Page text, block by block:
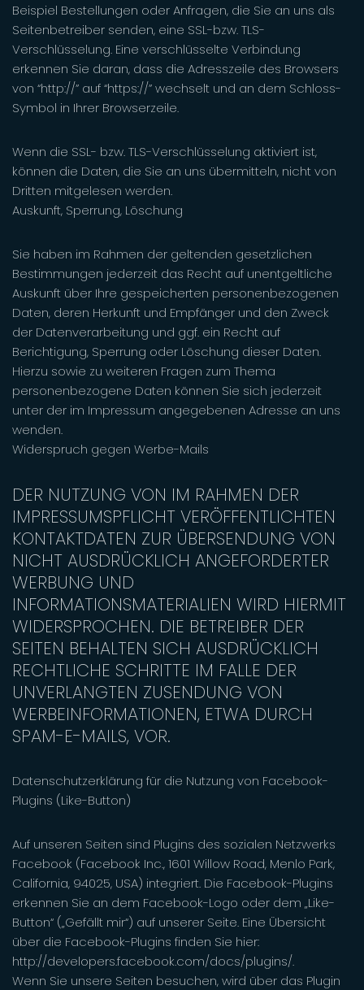
Beispiel Bestellungen oder Anfragen, die Sie an uns als
Seitenbetreiber senden, eine SSL-bzw. TLS-
Verschlüsselung. Eine verschlüsselte Verbindung
erkennen Sie daran, dass die Adresszeile des Browsers
von “http://” auf “https://” wechselt und an dem Schloss-
Symbol in Ihrer Browserzeile.
Wenn die SSL- bzw. TLS-Verschlüsselung aktiviert ist,
können die Daten, die Sie an uns übermitteln, nicht von
Dritten mitgelesen werden.
Auskunft, Sperrung, Löschung
Sie haben im Rahmen der geltenden gesetzlichen
Bestimmungen jederzeit das Recht auf unentgeltliche
Auskunft über Ihre gespeicherten personenbezogenen
Daten, deren Herkunft und Empfänger und den Zweck
der Datenverarbeitung und ggf. ein Recht auf
Berichtigung, Sperrung oder Löschung dieser Daten.
Hierzu sowie zu weiteren Fragen zum Thema
personenbezogene Daten können Sie sich jederzeit
unter der im Impressum angegebenen Adresse an uns
wenden.
Widerspruch gegen Werbe-Mails
DER NUTZUNG VON IM RAHMEN DER
IMPRESSUMSPFLICHT VERÖFFENTLICHTEN
KONTAKTDATEN ZUR ÜBERSENDUNG VON
NICHT AUSDRÜCKLICH ANGEFORDERTER
WERBUNG UND
INFORMATIONSMATERIALIEN WIRD HIERMIT
WIDERSPROCHEN. DIE BETREIBER DER
SEITEN BEHALTEN SICH AUSDRÜCKLICH
RECHTLICHE SCHRITTE IM FALLE DER
UNVERLANGTEN ZUSENDUNG VON
WERBEINFORMATIONEN, ETWA DURCH
SPAM-E-MAILS, VOR.
Datenschutzerklärung für die Nutzung von Facebook-
Plugins (Like-Button)
Auf unseren Seiten sind Plugins des sozialen Netzwerks
Facebook (Facebook Inc., 1601 Willow Road, Menlo Park,
California, 94025, USA) integriert. Die Facebook-Plugins
erkennen Sie an dem Facebook-Logo oder dem „Like-
Button“ („Gefällt mir“) auf unserer Seite. Eine Übersicht
über die Facebook-Plugins finden Sie hier:
http://developers.facebook.com/docs/plugins/.
Wenn Sie unsere Seiten besuchen, wird über das Plugin